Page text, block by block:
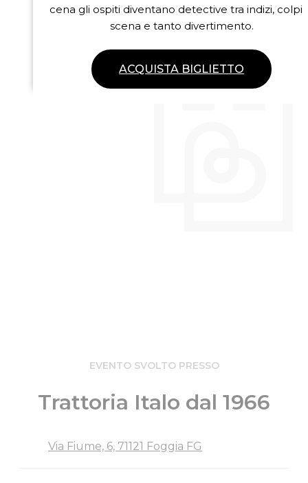
cena gli ospiti diventano detective tra indizi, colpi
scena e tanto divertimento.
ACQUISTA BIGLIETTO
EVENTO SVOLTO PRESSO
Trattoria Italo dal 1966
Via Fiume, 6, 71121 Foggia FG